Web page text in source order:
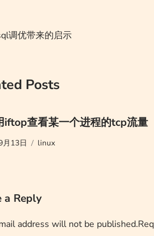
调优带来的启示
Posts
iftop查看某一个进程的tcp流量
月13日 linux
a Reply
address will not be published.